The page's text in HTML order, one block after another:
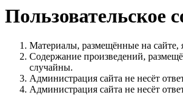
Пользовательское
Материалы, размещённые на сайте,
Содержание произведений,
случайны.
Администрация сайта не несёт
Администрация сайта не несёт